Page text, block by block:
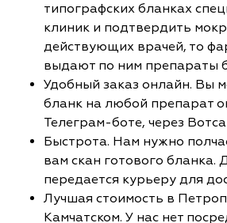
типографских бланках
клиник и подтвердить
действующих врачей, то
выдают по ним препараты
Удобный заказ онлайн. Вы
бланк на любой препарат
Телеграм-боте, через
Быстрота. Нам нужно
вам скан готового бланка.
передается курьеру для
Лучшая стоимость в
Камчатском. У нас нет